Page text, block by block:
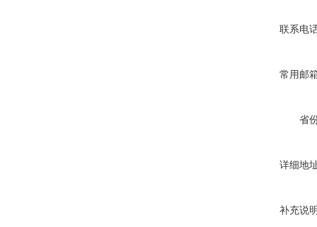
联系电
常用邮
省
详细地
补充说